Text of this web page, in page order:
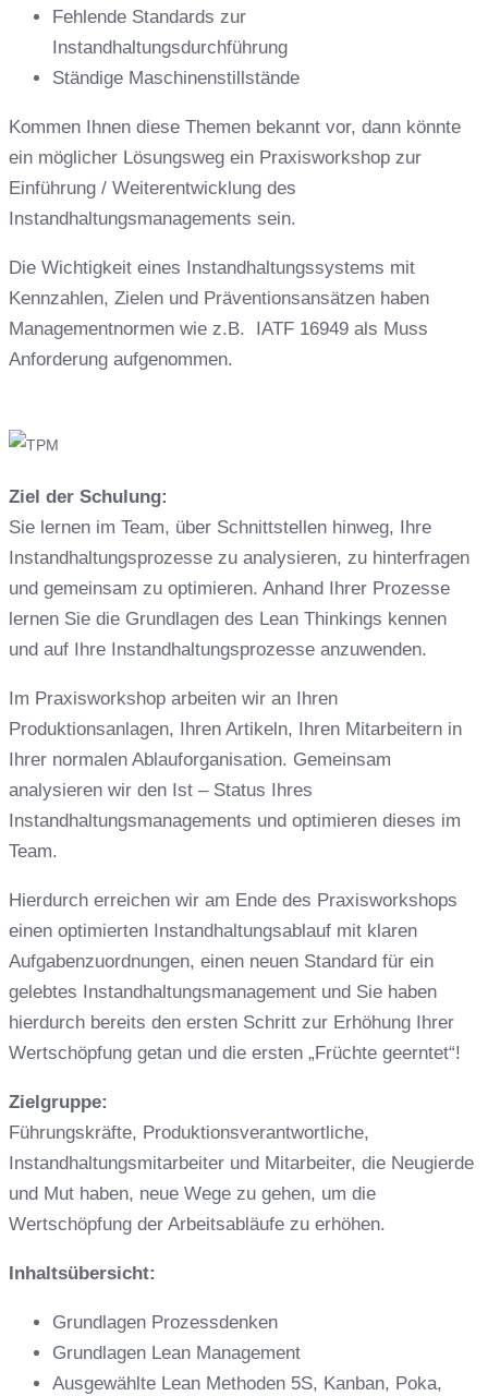
Fehlende Standards zur
Instandhaltungsdurchführung
Ständige Maschinenstillstände
Kommen Ihnen diese Themen bekannt vor, dann könnte
ein möglicher Lösungsweg ein Praxisworkshop zur
Einführung / Weiterentwicklung des
Instandhaltungsmanagements sein.
Die Wichtigkeit eines Instandhaltungssystems mit
Kennzahlen, Zielen und Präventionsansätzen haben
Managementnormen wie z.B. IATF 16949 als Muss
Anforderung aufgenommen.
Ziel der Schulung:
Sie lernen im Team, über Schnittstellen hinweg, Ihre
Instandhaltungsprozesse zu analysieren, zu hinterfragen
und gemeinsam zu optimieren. Anhand Ihrer Prozesse
lernen Sie die Grundlagen des Lean Thinkings kennen
und auf Ihre Instandhaltungsprozesse anzuwenden.
Im Praxisworkshop arbeiten wir an Ihren
Produktionsanlagen, Ihren Artikeln, Ihren Mitarbeitern in
Ihrer normalen Ablauforganisation. Gemeinsam
analysieren wir den Ist – Status Ihres
Instandhaltungsmanagements und optimieren dieses im
Team.
Hierdurch erreichen wir am Ende des Praxisworkshops
einen optimierten Instandhaltungsablauf mit klaren
Aufgabenzuordnungen, einen neuen Standard für ein
gelebtes Instandhaltungsmanagement und Sie haben
hierdurch bereits den ersten Schritt zur Erhöhung Ihrer
Wertschöpfung getan und die ersten „Früchte geerntet“!
Zielgruppe:
Führungskräfte, Produktionsverantwortliche,
Instandhaltungsmitarbeiter und Mitarbeiter, die Neugierde
und Mut haben, neue Wege zu gehen, um die
Wertschöpfung der Arbeitsabläufe zu erhöhen.
Inhaltsübersicht:
Grundlagen Prozessdenken
Grundlagen Lean Management
Ausgewählte Lean Methoden 5S, Kanban, Poka,